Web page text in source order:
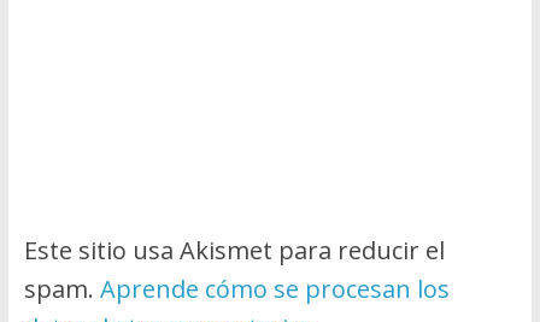
Este sitio usa Akismet para reducir el
spam. Aprende cómo se procesan los